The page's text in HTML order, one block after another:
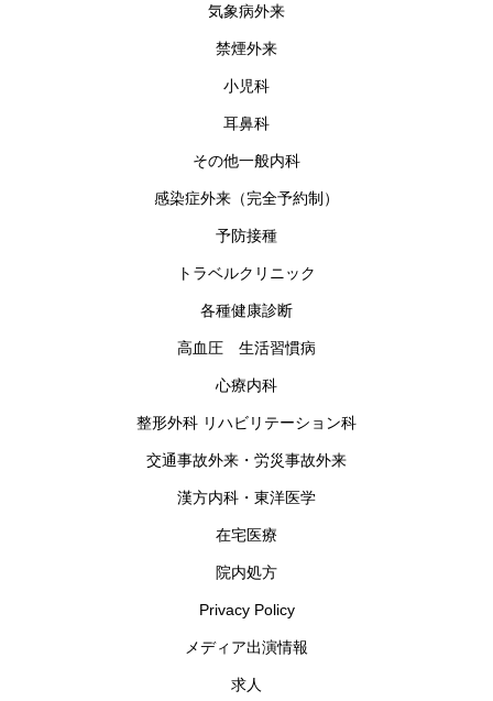
気象病外来
禁煙外来
小児科
耳鼻科
その他一般内科
感染症外来（完全予約制）
予防接種
トラベルクリニック
各種健康診断
高血圧 生活習慣病
心療内科
整形外科 リハビリテーション科
交通事故外来・労災事故外来
漢方内科・東洋医学
在宅医療
院内処方
Privacy Policy
メディア出演情報
求人